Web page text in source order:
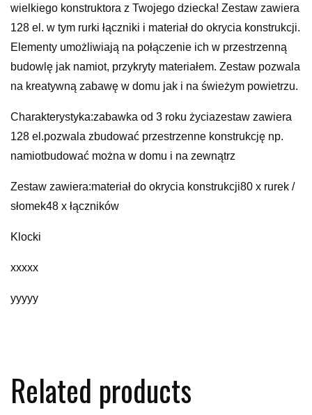
wielkiego konstruktora z Twojego dziecka! Zestaw zawiera
128 el. w tym rurki łączniki i materiał do okrycia konstrukcji.
Elementy umożliwiają na połączenie ich w przestrzenną
budowlę jak namiot, przykryty materiałem. Zestaw pozwala
na kreatywną zabawę w domu jak i na świeżym powietrzu.
Charakterystyka:zabawka od 3 roku życiazestaw zawiera
128 el.pozwala zbudować przestrzenne konstrukcję np.
namiotbudować można w domu i na zewnątrz
Zestaw zawiera:materiał do okrycia konstrukcji80 x rurek /
słomek48 x łączników
Klocki
xxxxx
yyyyy
Related products